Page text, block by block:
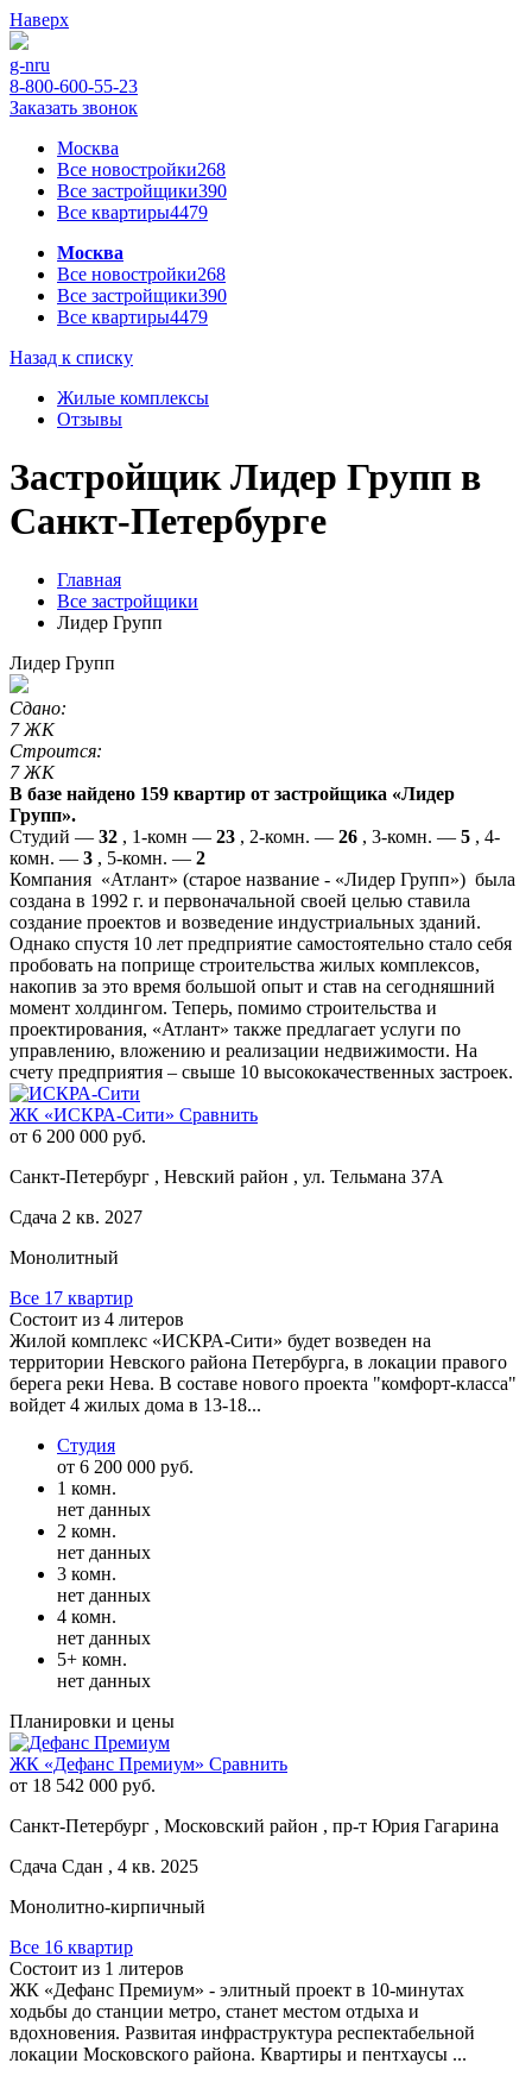
Наверх
g-nru
8-800-600-55-23
Заказать звонок
Москва
Все новостройки268
Все застройщики390
Все квартиры4479
Москва
Все новостройки268
Все застройщики390
Все квартиры4479
Назад к списку
Жилые комплексы
Отзывы
Застройщик Лидер Групп в
Санкт-Петербурге
Главная
Все застройщики
Лидер Групп
Лидер Групп
Сдано:
7 ЖК
Строится:
7 ЖК
В базе найдено 159 квартир от застройщика «Лидер
Групп».
Студий — 32 , 1-комн — 23 , 2-комн. — 26 , 3-комн. — 5 , 4-
комн. — 3 , 5-комн. — 2
Компания «Атлант» (старое название - «Лидер Групп») была
создана в 1992 г. и первоначальной своей целью ставила
создание проектов и возведение индустриальных зданий.
Однако спустя 10 лет предприятие самостоятельно стало себя
пробовать на поприще строительства жилых комплексов,
накопив за это время большой опыт и став на сегодняшний
момент холдингом. Теперь, помимо строительства и
проектирования, «Атлант» также предлагает услуги по
управлению, вложению и реализации недвижимости. На
счету предприятия – свыше 10 высококачественных застроек.
ЖК «ИСКРА-Сити» Сравнить
от 6 200 000 руб.
Санкт-Петербург , Невский район , ул. Тельмана 37А
Сдача 2 кв. 2027
Монолитный
Все 17 квартир
Состоит из 4 литеров
Жилой комплекс «ИСКРА-Сити» будет возведен на
территории Невского района Петербурга, в локации правого
берега реки Нева. В составе нового проекта "комфорт-класса"
войдет 4 жилых дома в 13-18...
Студия
от 6 200 000 руб.
1 комн.
нет данных
2 комн.
нет данных
3 комн.
нет данных
4 комн.
нет данных
5+ комн.
нет данных
Планировки и цены
ЖК «Дефанс Премиум» Сравнить
от 18 542 000 руб.
Санкт-Петербург , Московский район , пр-т Юрия Гагарина
Сдача Сдан , 4 кв. 2025
Монолитно-кирпичный
Все 16 квартир
Состоит из 1 литеров
ЖК «Дефанс Премиум» - элитный проект в 10-минутах
ходьбы до станции метро, станет местом отдыха и
вдохновения. Развитая инфраструктура респектабельной
локации Московского района. Квартиры и пентхаусы ...